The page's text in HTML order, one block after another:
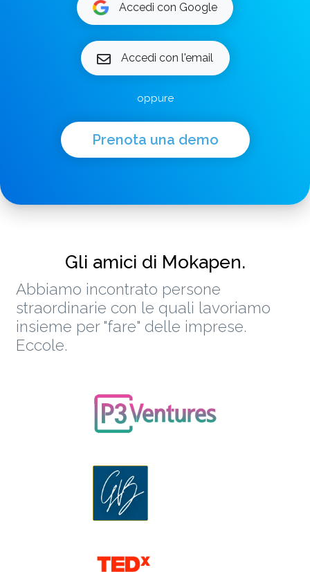
Accedi con Google
Accedi con l'email
oppure
Prenota una demo
Gli amici di Mokapen.
Abbiamo incontrato persone
straordinarie con le quali lavoriamo
insieme per "fare" delle imprese.
Eccole.